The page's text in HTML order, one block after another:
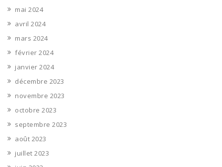
mai 2024
avril 2024
mars 2024
février 2024
janvier 2024
décembre 2023
novembre 2023
octobre 2023
septembre 2023
août 2023
juillet 2023